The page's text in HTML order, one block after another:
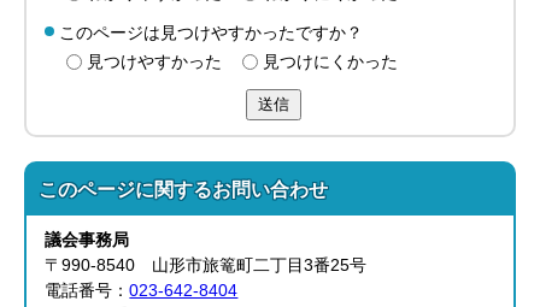
このページは見つけやすかったですか？
見つけやすかった
見つけにくかった
送信
このページに関するお問い合わせ
議会事務局
〒990-8540 山形市旅篭町二丁目3番25号
電話番号：023-642-8404